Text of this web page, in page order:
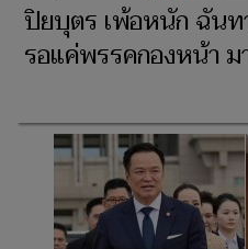
ปิยบุตร เพ้อหนัก ฉัน
รอแค่พรรคกองหน้า ม